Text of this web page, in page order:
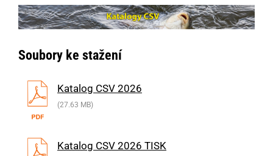
Soubory ke stažení
Katalog CSV 2026
(27.63 MB)
Katalog CSV 2026 TISK